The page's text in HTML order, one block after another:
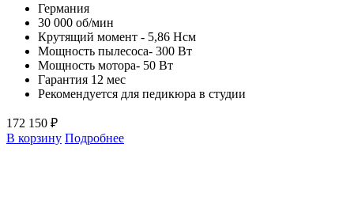
Германия
30 000 об/мин
Крутящий момент - 5,86 Нсм
Мощность пылесоса- 300 Вт
Мощность мотора- 50 Вт
Гарантия 12 мес
Рекомендуется для педикюра в студии
172 150 ₽
В корзину Подробнее